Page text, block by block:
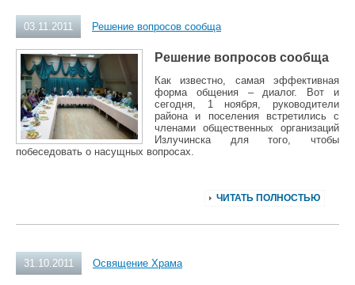
03.11.2011 Решение вопросов сообща
Решение вопросов сообща
Как известно, самая эффективная
форма общения – диалог. Вот и
сегодня, 1 ноября, руководители
района и поселения встретились с
членами общественных организаций
Излучинска для того, чтобы
побеседовать о насущных вопросах.
ЧИТАТЬ ПОЛНОСТЬЮ
31.10.2011 Освящение Храма